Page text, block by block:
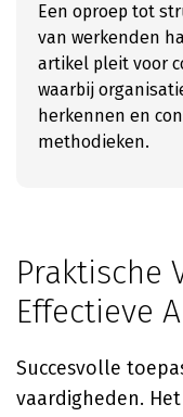
Een oproep tot
van werkenden
artikel pleit voor
waarbij
herkennen en
methodieken.
Praktische
Effectieve
Succesvolle
vaardigheden.